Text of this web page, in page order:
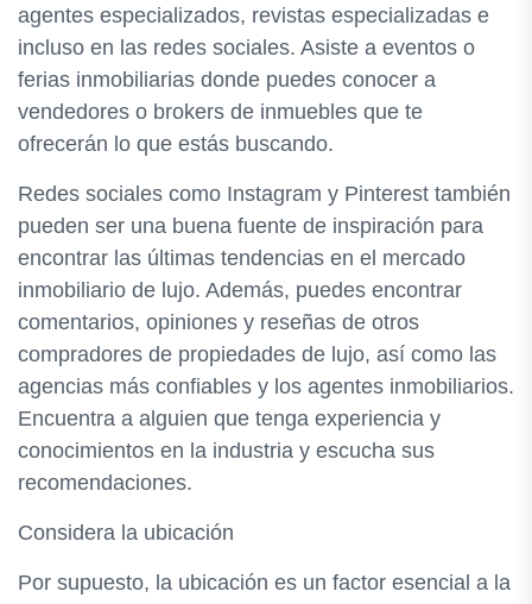
agentes especializados, revistas especializadas e
incluso en las redes sociales. Asiste a eventos o
ferias inmobiliarias donde puedes conocer a
vendedores o brokers de inmuebles que te
ofrecerán lo que estás buscando.
Redes sociales como Instagram y Pinterest también
pueden ser una buena fuente de inspiración para
encontrar las últimas tendencias en el mercado
inmobiliario de lujo. Además, puedes encontrar
comentarios, opiniones y reseñas de otros
compradores de propiedades de lujo, así como las
agencias más confiables y los agentes inmobiliarios.
Encuentra a alguien que tenga experiencia y
conocimientos en la industria y escucha sus
recomendaciones.
Considera la ubicación
Por supuesto, la ubicación es un factor esencial a la